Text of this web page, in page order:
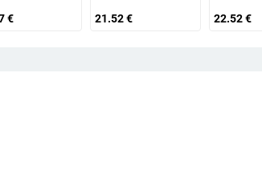
€ 21.52€ 22.52€